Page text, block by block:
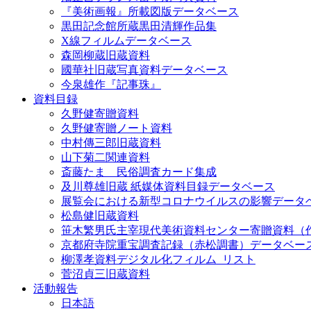
『美術画報』所載図版データベース
黒田記念館所蔵黒田清輝作品集
X線フィルムデータベース
森岡柳蔵旧蔵資料
國華社旧蔵写真資料データベース
今泉雄作『記事珠』
資料目録
久野健寄贈資料
久野健寄贈ノート資料
中村傳三郎旧蔵資料
山下菊二関連資料
斎藤たま 民俗調査カード集成
及川尊雄旧蔵 紙媒体資料目録データベース
展覧会における新型コロナウイルスの影響データ
松島健旧蔵資料
笹木繁男氏主宰現代美術資料センター寄贈資料（
京都府寺院重宝調査記録（赤松調書）データベー
柳澤孝資料デジタル化フィルム_リスト
菅沼貞三旧蔵資料
活動報告
日本語